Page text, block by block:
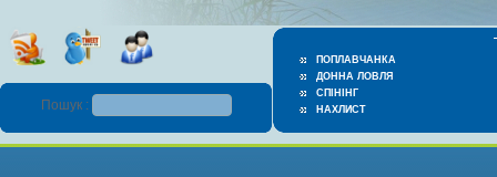
ПОПЛАВЧАНКА
ДОННА ЛОВЛЯ
СПІНІНГ
НАХЛИСТ
Пошук :